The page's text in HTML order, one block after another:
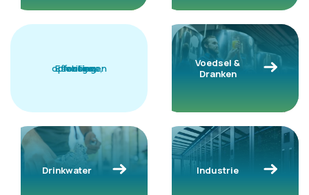
Effectieve,
schone,
veilige
oplossingen
Voedsel &
Dranken
Drinkwater Industrie